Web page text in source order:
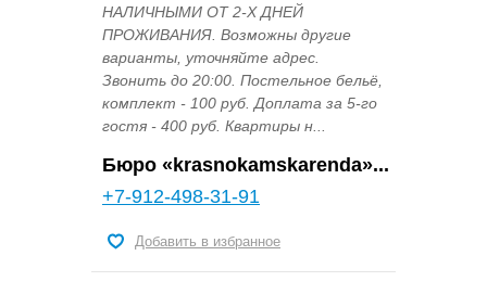
НАЛИЧНЫМИ ОТ 2-Х ДНЕЙ
ПРОЖИВАНИЯ. Возможны другие
варианты, уточняйте адрес.
Звонить до 20:00. Постельное бельё,
комплект - 100 руб. Доплата за 5-го
гостя - 400 руб. Квартиры н...
Бюро «krasnokamskarenda»...
+7-912-498-31-91
Добавить в избранное